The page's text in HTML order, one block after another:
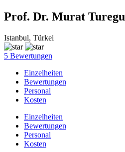
Prof. Dr. Murat
Istanbul, Türkei
5 Bewertungen
Einzelheiten
Bewertungen
Personal
Kosten
Einzelheiten
Bewertungen
Personal
Kosten